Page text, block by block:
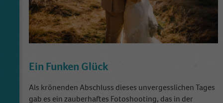
Ein Funken Glück
Als krönenden Abschluss dieses unvergesslichen Tages
gab es ein zauberhaftes Fotoshooting, das in der